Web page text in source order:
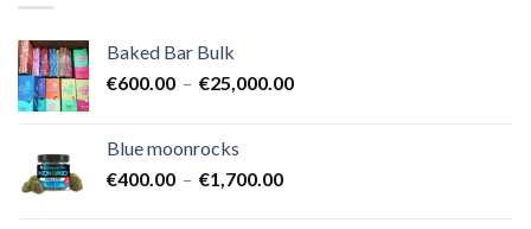
Baked Bar Bulk
€600.00 – €25,000.00Plage
Blue moonrocks
€400.00 – €1,700.00Plage